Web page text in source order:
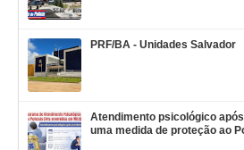
PRF/BA - Unidades Salvador
Atendimento psicológico
uma medida de proteção ao